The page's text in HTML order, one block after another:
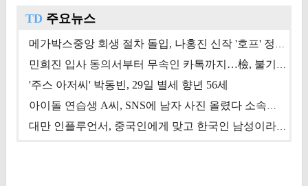
TD 주요뉴스
메가박스중앙 회생 절차 돌입, 나홍진 신작 '호프' 정상 개봉에 쏠린 시선 [상반기 결산 기획]
민희진 입사 동의서부터 무속인 카톡까지…檢, 불기소 처분 근거들 [이슈&톡]
'주스 아저씨' 박동빈, 29일 별세 향년 56세
아이돌 연습생 A씨, SNS에 남자 사진 올렸다 소속사 퇴출
대만 인플루언서, 중국인에게 맞고 한국인 남성이라 진술 '후폭풍'